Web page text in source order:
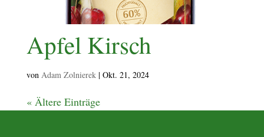
Apfel Kirsch
von Adam Zolnierek| Okt. 21, 2024
« Ältere Einträge